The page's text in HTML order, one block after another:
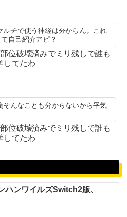
ルチで使う神経は分からん。これ
自己紹介アピ？
位破壊済みでミリ残しで誰も
してたわ
そんなことも分からないから平気
位破壊済みでミリ残しで誰も
してたわ
ハンワイルズSwitch2版、